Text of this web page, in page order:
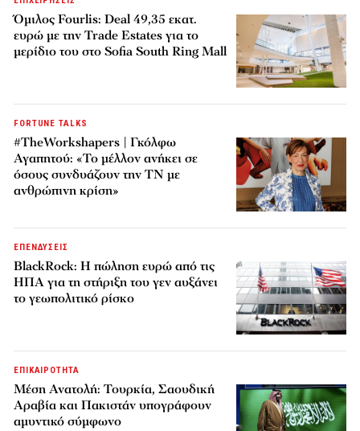
Όμιλος Fourlis: Deal 49,35 εκατ.
ευρώ με την Trade Estates για το
μερίδιο του στο Sofia South Ring Mall
FORTUNE TALKS
#TheWorkshapers | Γκόλφω
Αγαπητού: «Το μέλλον ανήκει σε
όσους συνδυάζουν την ΤΝ με
ανθρώπινη κρίση»
ΕΠΕΝΔΥΣΕΙΣ
BlackRock: Η πώληση ευρώ από τις
ΗΠΑ για τη στήριξη του γεν αυξάνει
το γεωπολιτικό ρίσκο
ΕΠΙΚΑΙΡΟΤΗΤΑ
Μέση Ανατολή: Τουρκία, Σαουδική
Αραβία και Πακιστάν υπογράφουν
αμυντικό σύμφωνο